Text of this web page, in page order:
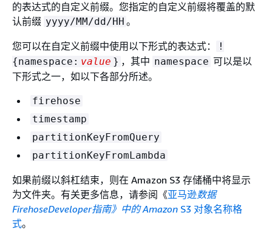
的表达式的自定义前缀。您指定的自定义前缀将覆盖的默
认前缀 yyyy/MM/dd/HH 。
您可以在自定义前缀中使用以下形式的表达式：
!
{namespace: value } ，其中 namespace 可以是以
下形式之一，如以下各部分所述。
firehose
timestamp
partitionKeyFromQuery
partitionKeyFromLambda
如果前缀以斜杠结束，则在 Amazon S3 存储桶中将显示
为文件夹。有关更多信息，请参阅《亚马逊数据
FirehoseDeveloper指南》中的 Amazon S3 对象名称格
式。